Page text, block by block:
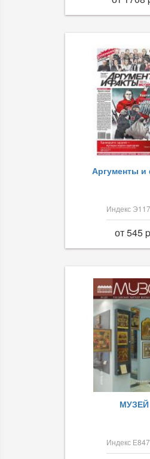
Аргументы и
Индекс
от 545 p
МУЗЕЙ
Индекс